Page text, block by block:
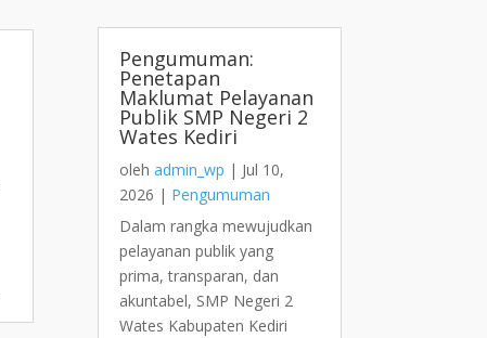
Pengumuman:
Penetapan
Maklumat Pelayanan
Publik SMP Negeri 2
Wates Kediri
olehadmin_wp | Jul 10,
2026 | Pengumuman
Dalam rangka mewujudkan
pelayanan publik yang
prima, transparan, dan
akuntabel, SMP Negeri 2
Wates Kabupaten Kediri